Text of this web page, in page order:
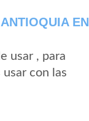
EN
usar , para
con las